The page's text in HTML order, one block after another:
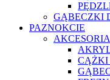
GĄBECZKI
PAZNOKCIE
AKCESORIA
CĄŻKI